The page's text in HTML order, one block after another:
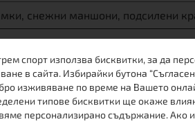
снежни маншони, подсилени
за множество аутдор и
трайна хидростатична
спорт използва бисквитки, за да
в сайта. Избирайки бутона
изживяване по време на Вашето
типове бисквитки ще окаже
персонализирано съдържание. Ако